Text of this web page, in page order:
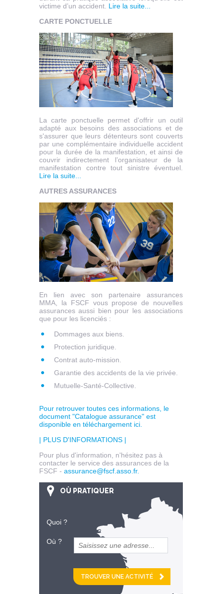
victime d’un accident. Lire la suite...
CARTE PONCTUELLE
La carte ponctuelle permet d'offrir un outil
adapté aux besoins des associations et de
s'assurer que leurs détenteurs sont couverts
par une complémentaire individuelle accident
pour la durée de la manifestation, et ainsi de
couvrir indirectement l’organisateur de la
manifestation contre tout sinistre éventuel.
Lire la suite...
AUTRES ASSURANCES
En lien avec son partenaire assurances
MMA, la FSCF vous propose de nouvelles
assurances aussi bien pour les associations
que pour les licenciés :
Dommages aux biens.
Protection juridique.
Contrat auto-mission.
Garantie des accidents de la vie privée.
Mutuelle-Santé-Collective.
Pour retrouver toutes ces informations, le
document "Catalogue assurance" est
disponible en téléchargement ici.
| PLUS D'INFORMATIONS |
Pour plus d'information, n'hésitez pas à
contacter le service des assurances de la
FSCF - assurance@fscf.asso.fr.
OÙ PRATIQUER
Quoi ?
Où ?
et